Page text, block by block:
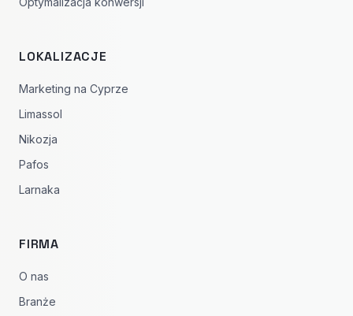
LOKALIZACJE
Marketing na Cyprze
Limassol
Nikozja
Pafos
Larnaka
FIRMA
O nas
Branże